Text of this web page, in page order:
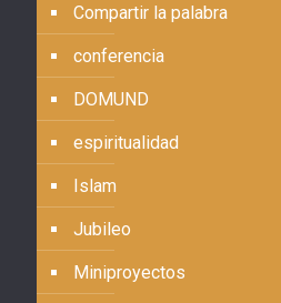
Compartir la palabra
conferencia
DOMUND
espiritualidad
Islam
Jubileo
Miniproyectos